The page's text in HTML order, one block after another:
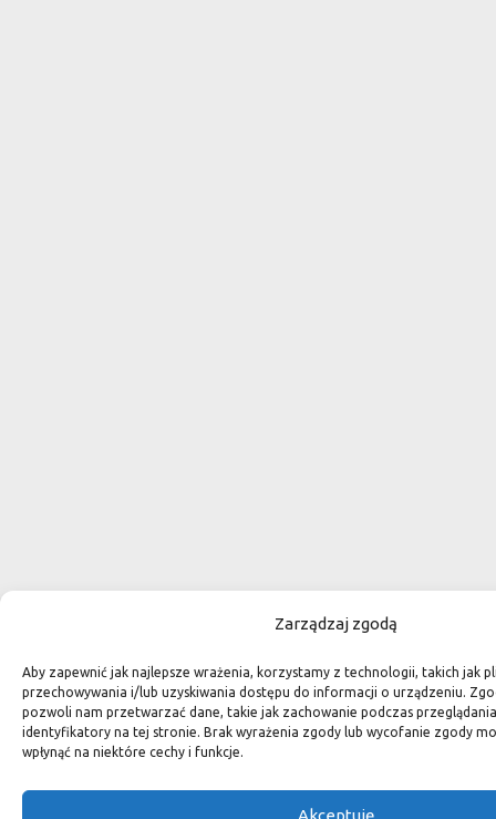
Zarządzaj zgodą
Aby zapewnić jak najlepsze wrażenia, korzystamy z technologii, takich jak
przechowywania i/lub uzyskiwania dostępu do informacji o urządzeniu.
pozwoli nam przetwarzać dane, takie jak zachowanie podczas
identyfikatory na tej stronie. Brak wyrażenia zgody lub wycofanie zgody
wpłynąć na niektóre cechy i funkcje.
Akceptuję